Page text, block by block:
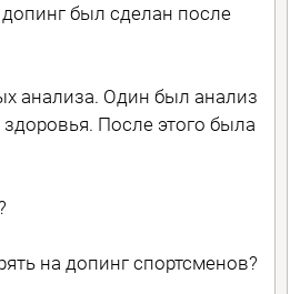
был сделан после
анализа. Один был анализ
После этого была
на допинг спортсменов?